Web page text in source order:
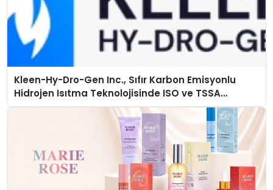
Kleen-Hy-Dro-Gen Inc., Sıfır Karbon Emisyonlu
Hidrojen Isıtma Teknolojisinde ISO ve TSSA
Düzenleyici Onaylarını Aldı